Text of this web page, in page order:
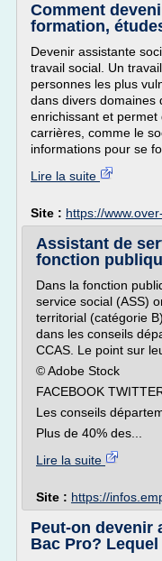
Comment
formation,
Devenir assistante
travail social. Un
personnes les plus
dans divers domaines
enrichissant et
carrières, comme le
informations pour se
Lire la suite
Site : https://
Assistant de
fonction
Dans la fonction
service social (ASS)
territorial (catégorie
dans les conseils
CCAS. Le point sur
© Adobe Stock
FACEBOOK
Les conseils
Plus de 40% des...
Lire la suite
Site : https://
Peut-on devenir
Bac Pro? Lequel